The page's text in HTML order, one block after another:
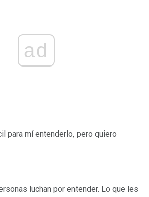
ad
para mí entenderlo, pero quiero
luchan por entender. Lo que les